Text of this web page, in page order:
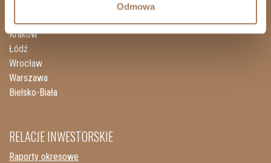
Odmowa
Katowice
Kraków
Łódź
Wrocław
Warszawa
Bielsko-Biała
RELACJE INWESTORSKIE
Raporty okresowe